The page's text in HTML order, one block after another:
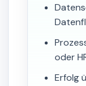
oder
Erfolg